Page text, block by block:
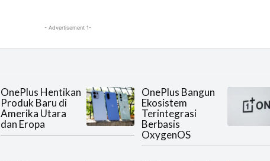
- Advertisement 1-
OnePlus Hentikan
Produk Baru di
Amerika Utara
dan Eropa
OnePlus Bangun
Ekosistem
Terintegrasi
Berbasis
OxygenOS